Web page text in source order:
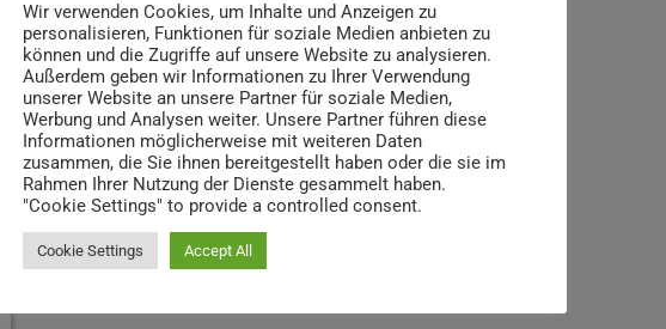
Wir verwenden Cookies, um Inhalte und Anzeigen zu
personalisieren, Funktionen für soziale Medien anbieten zu
können und die Zugriffe auf unsere Website zu analysieren.
Außerdem geben wir Informationen zu Ihrer Verwendung
unserer Website an unsere Partner für soziale Medien,
Werbung und Analysen weiter. Unsere Partner führen diese
Informationen möglicherweise mit weiteren Daten
zusammen, die Sie ihnen bereitgestellt haben oder die sie im
Rahmen Ihrer Nutzung der Dienste gesammelt haben.
"Cookie Settings" to provide a controlled consent.
Cookie Settings Accept All